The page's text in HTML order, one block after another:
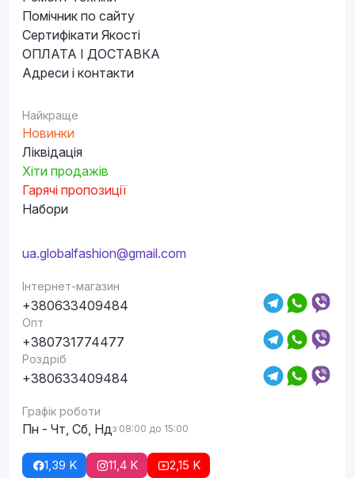
Помічник по сайту
Сертифікати Якості
ОПЛАТА І ДОСТАВКА
Адреси і контакти
Найкраще
Новинки
Ліквідація
Хіти продажів
Гарячі пропозиції
Набори
ua.globalfashion@gmail.com
Інтернет-магазин
+380633409484
Опт
+380731774477
Роздріб
+380633409484
Графік роботи
Пн - Чт, Сб, Ндз 08:00 до 15:00
1,39 K 11,4 K 2,15 K